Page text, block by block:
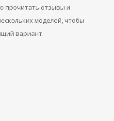
прочитать отзывы и
моделей, чтобы
вариант.